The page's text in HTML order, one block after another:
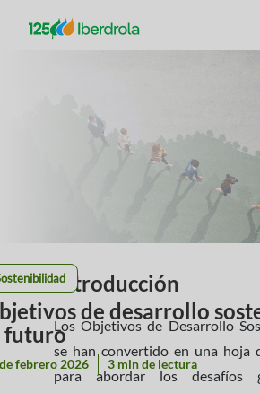
de desarrollo
futuro
febrero 2026 3 min de lectura
Introducción
Los Objetivos de Desarrollo
se han convertido en una hoja
para abordar los desafíos